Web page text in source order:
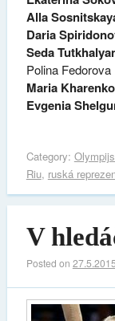
Alla
Daria
Seda
Polina Fedorova
Maria
Evgenia
Category:
Riu, ruská
V
Posted on 27.5.2015